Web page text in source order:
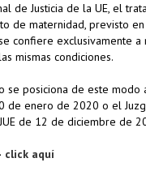
de Justicia de la UE, el
de maternidad, previsto
confiere exclusivamente
mismas condiciones.
se posiciona de este
de enero de 2020 o el
de 12 de diciembre de
click aquí